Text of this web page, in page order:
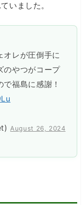
いました。
オレが圧倒手に
のやつがコープ
福島に感謝！
August 26, 2024